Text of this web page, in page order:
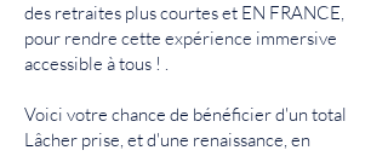
des retraites plus courtes et EN FRANCE,
pour rendre cette expérience immersive
accessible à tous ! .
Voici votre chance de bénéficier d'un total
Lâcher prise, et d'une renaissance, en